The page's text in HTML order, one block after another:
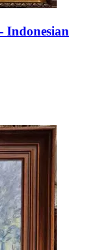
Indonesian